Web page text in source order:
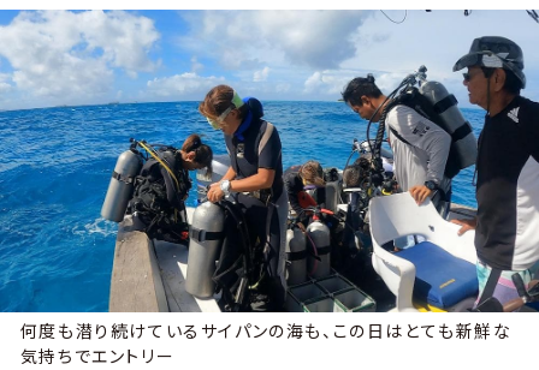
何度も潜り続けているサイパンの海も、この日はとても新鮮な
気持ちでエントリー